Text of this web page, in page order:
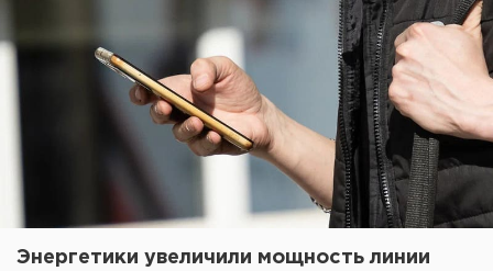
Энергетики увеличили мощность линии